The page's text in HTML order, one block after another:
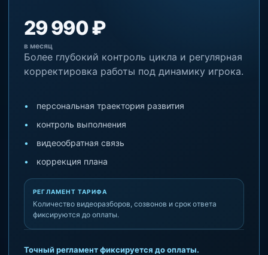
29 990 ₽
в месяц
Более глубокий контроль цикла и регулярная
корректировка работы под динамику игрока.
персональная траектория развития
контроль выполнения
видеообратная связь
коррекция плана
РЕГЛАМЕНТ ТАРИФА
Количество видеоразборов, созвонов и срок ответа
фиксируются до оплаты.
Точный регламент фиксируется до оплаты.